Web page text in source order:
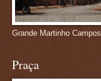
Grande Martinho Campos
Praça